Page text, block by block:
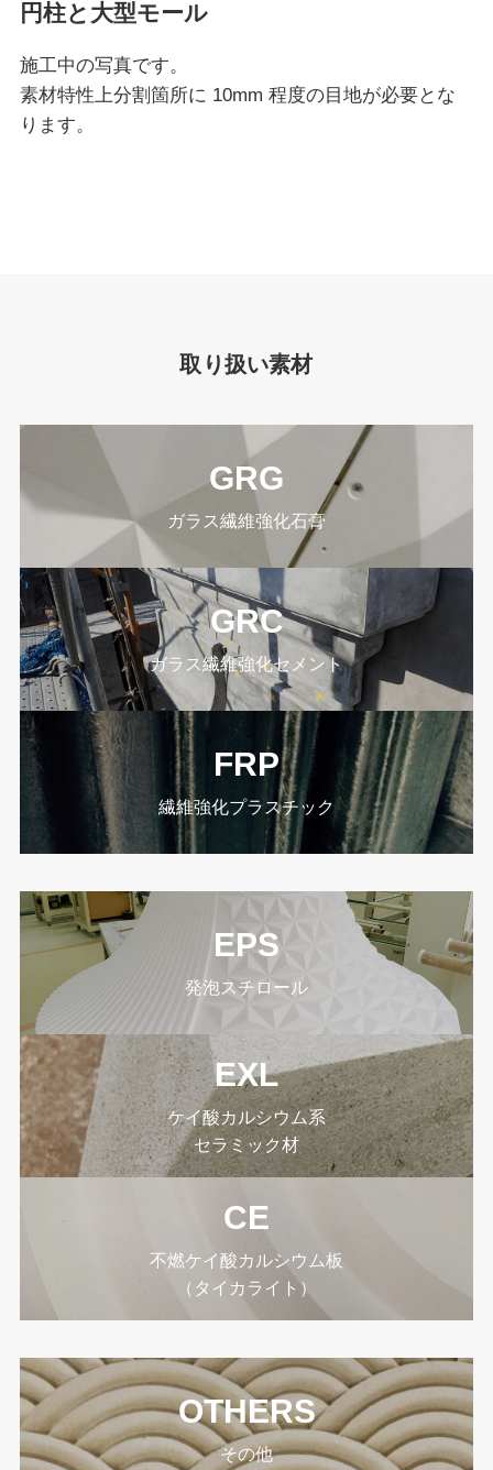
円柱と大型モール
施工中の写真です。
素材特性上分割箇所に 10mm 程度の目地が必要とな
ります。
取り扱い素材
GRG
ガラス繊維強化石膏
GRC
ガラス繊維強化セメント
FRP
繊維強化プラスチック
EPS
発泡スチロール
EXL
ケイ酸カルシウム系
セラミック材
CE
不燃ケイ酸カルシウム板
（タイカライト）
OTHERS
その他